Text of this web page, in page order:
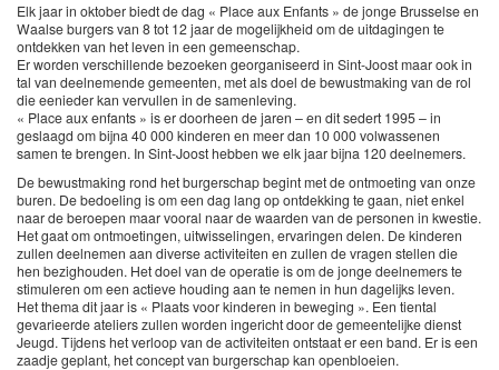
Elk jaar in oktober biedt de dag « Place aux Enfants » de jonge Brusselse en
Waalse burgers van 8 tot 12 jaar de mogelijkheid om de uitdagingen te
ontdekken van het leven in een gemeenschap.
Er worden verschillende bezoeken georganiseerd in Sint-Joost maar ook in
tal van deelnemende gemeenten, met als doel de bewustmaking van de rol
die eenieder kan vervullen in de samenleving.
« Place aux enfants » is er doorheen de jaren – en dit sedert 1995 – in
geslaagd om bijna 40 000 kinderen en meer dan 10 000 volwassenen
samen te brengen. In Sint-Joost hebben we elk jaar bijna 120 deelnemers.
De bewustmaking rond het burgerschap begint met de ontmoeting van onze
buren. De bedoeling is om een dag lang op ontdekking te gaan, niet enkel
naar de beroepen maar vooral naar de waarden van de personen in kwestie.
Het gaat om ontmoetingen, uitwisselingen, ervaringen delen. De kinderen
zullen deelnemen aan diverse activiteiten en zullen de vragen stellen die
hen bezighouden. Het doel van de operatie is om de jonge deelnemers te
stimuleren om een actieve houding aan te nemen in hun dagelijks leven.
Het thema dit jaar is « Plaats voor kinderen in beweging ». Een tiental
gevarieerde ateliers zullen worden ingericht door de gemeentelijke dienst
Jeugd. Tijdens het verloop van de activiteiten ontstaat er een band. Er is een
zaadje geplant, het concept van burgerschap kan openbloeien.